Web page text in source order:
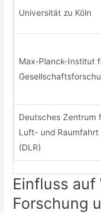
Universität zu Köln
Max-Planck-Institut
Deutsches Zentrum
Luft- und Raumfahrt
(DLR)
Einfluss
Forschung